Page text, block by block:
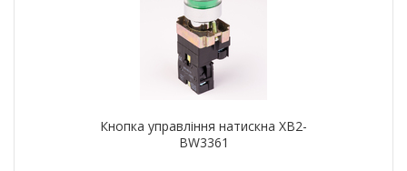
Кнопка управління натискна XB2-
BW3361